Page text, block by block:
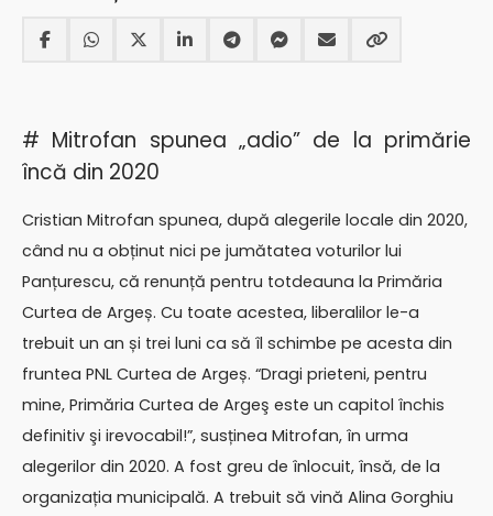
# Mitrofan spunea „adio” de la primărie
încă din 2020
Cristian Mitrofan spunea, după alegerile locale din 2020,
când nu a obținut nici pe jumătatea voturilor lui
Panțurescu, că renunță pentru totdeauna la Primăria
Curtea de Argeș. Cu toate acestea, liberalilor le-a
trebuit un an și trei luni ca să îl schimbe pe acesta din
fruntea PNL Curtea de Argeș. “Dragi prieteni, pentru
mine, Primăria Curtea de Argeş este un capitol închis
definitiv şi irevocabil!”, susținea Mitrofan, în urma
alegerilor din 2020. A fost greu de înlocuit, însă, de la
organizația municipală. A trebuit să vină Alina Gorghiu